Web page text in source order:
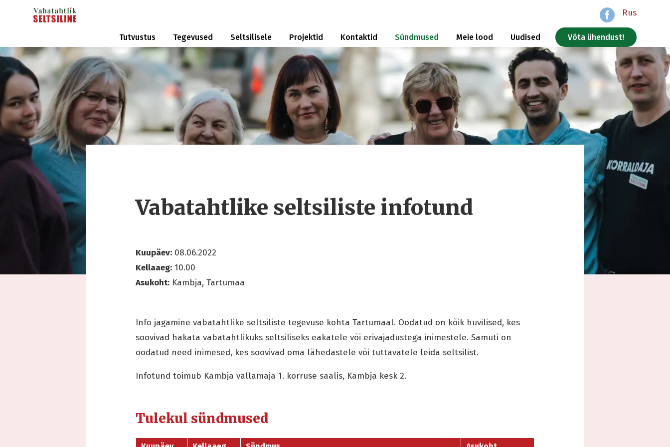
Rus
Tutvustus Tegevused Seltsilisele Projektid Kontaktid Sündmused Meie lood Uudised Võta ühendust!
Vabatahtlike seltsiliste infotund
Kuupäev: 08.06.2022
Kellaaeg: 10.00
Asukoht: Kambja, Tartumaa
Info jagamine vabatahtlike seltsiliste tegevuse kohta Tartumaal. Oodatud on kõik huvilised, kes
soovivad hakata vabatahtlikuks seltsiliseks eakatele või erivajadustega inimestele. Samuti on
oodatud need inimesed, kes soovivad oma lähedastele või tuttavatele leida seltsilist.
Infotund toimub Kambja vallamaja 1. korruse saalis, Kambja kesk 2.
Tulekul sündmused